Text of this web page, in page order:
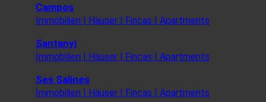
Campos
Immobilien | Häuser | Fincas | Apartments
Santanyi
Immobilien | Häuser | Fincas | Apartments
Ses Salines
Immobilien | Häuser | Fincas | Apartments